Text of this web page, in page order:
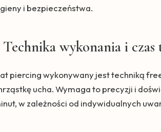
i bezpieczeństwa.
Technika wykonania i
piercing wykonywany jest techniką
ucha. Wymaga to precyzji i
w zależności od indywidualnych